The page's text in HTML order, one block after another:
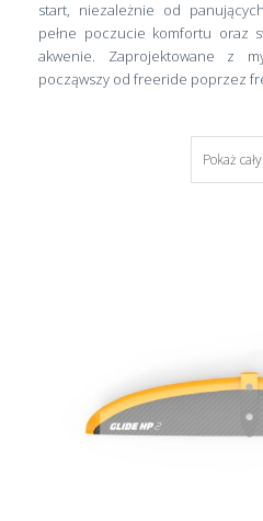
start, niezależnie od
pełne poczucie komfortu oraz
akwenie. Zaprojektowane z
począwszy od freeride poprzez
Pokaż